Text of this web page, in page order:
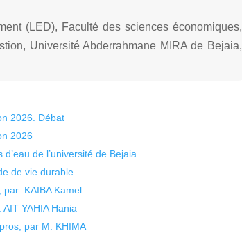
(LED), Faculté des sciences économiques,
Université Abderrahmane MIRA de Bejaia,
2026. Débat
2026
de l’université de Bejaia
de vie durable
KAIBA Kamel
YAHIA Hania
par M. KHIMA